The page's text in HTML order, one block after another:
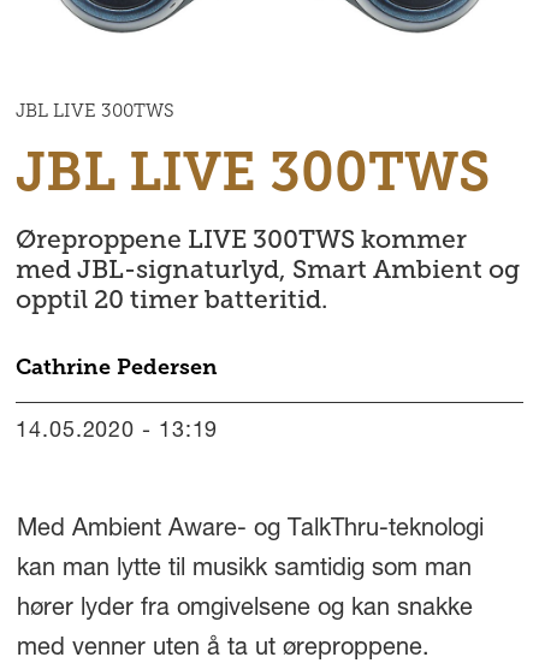
JBL LIVE 300TWS
JBL LIVE 300TWS
Øreproppene LIVE 300TWS kommer
med JBL-signaturlyd, Smart Ambient og
opptil 20 timer batteritid.
Cathrine Pedersen
14.05.2020 - 13:19
Med Ambient Aware- og TalkThru-teknologi
kan man lytte til musikk samtidig som man
hører lyder fra omgivelsene og kan snakke
med venner uten å ta ut øreproppene.